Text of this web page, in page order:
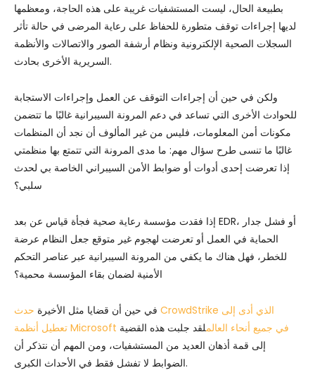
بطبيعة الحال، ليست المستشفيات غريبة على هذه الحاجة، ومعظمها
لديها إجراءات توقف متطورة للحفاظ على رعاية المرضى في حالة تأثر
السجلات الصحية الإلكترونية ونظام أرشفة الصور والاتصالات والأنظمة
السريرية الأخرى بحادث.
ولكن في حين أن إجراءات التوقف عن العمل وإجراءات الاستجابة
للحوادث الأخرى التي تساعد في دعم المرونة السيبرانية غالبًا ما تتضمن
مكونات أمن المعلومات، فليس من غير المألوف أن نجد أن المنظمات
غالبًا ما تنسى طرح سؤال مهم: ما مدى المرونة التي تتمتع بها منظمتي
إذا تعرضت إحدى أدوات أو ضوابط الأمن السيبراني الخاصة بي لحدث
سلبي؟
إذا فقدت مؤسسة رعاية صحية فجأة قياس عن بعد EDR، أو فشل جدار
الحماية في العمل أو تعرضت لهجوم غير متوقع جعل النظام عرضة
للخطر، فهل هناك ما يكفي من المرونة السيبرانية عبر عناصر التحكم
الأمنية لضمان بقاء المؤسسة محمية؟
في حين أن قضايا مثل الأخيرة حدث CrowdStrike الذي أدى إلى
تعطيل أنظمة Microsoft في جميع أنحاء العالملقد جلبت هذه القضية
إلى قمة أذهان العديد من المستشفيات، ومن المهم أن نتذكر أن
الضوابط لا تفشل فقط في الأحداث الكبرى.